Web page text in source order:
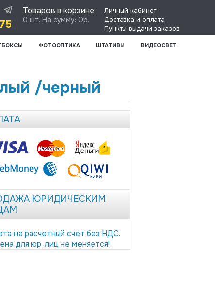
Личный кабинет
Доставка и оплата
Пункты выдачи заказов
Товаров в корзине:
0 шт. На сумму: 0р.
ФОТООПТИКА ШТАТИВЫ ВИДЕОСВЕТ
/черный
ЮРИДИЧЕСКИМ
на расчетный счет без НДС.
для юр. лиц не меняется!